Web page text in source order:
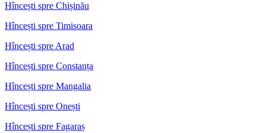
Hîncești spre Chișinău
Hîncești spre Timisoara
Hîncești spre Arad
Hîncești spre Constanța
Hîncești spre Mangalia
Hîncești spre Onești
Hîncești spre Fagaraș